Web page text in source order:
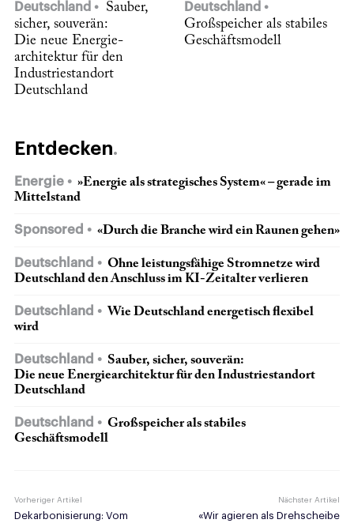
Deutschland
Sauber,
sicher, souverän:
Die neue Energie­
architektur für den
Industriestandort
Deutschland
Deutschland
Großspeicher als stabiles
Geschäftsmodell
Entdecken
Energie
»Energie als strategisches System« – gerade im
Mittelstand
Sponsored «Durch die Branche wird ein Raunen gehen»
Deutschland
Ohne leistungsfähige Stromnetze wird
Deutschland den Anschluss im KI-Zeitalter verlieren
Deutschland
Wie Deutschland energetisch flexibel
wird
Deutschland
Sauber, sicher, souverän:
Die neue Energie­architektur für den Industriestandort
Deutschland
Deutschland
Großspeicher als stabiles
Geschäftsmodell
Vorheriger Artikel
Dekarbonisierung: Vom
Nächster Artikel
«Wir agieren als Drehscheibe